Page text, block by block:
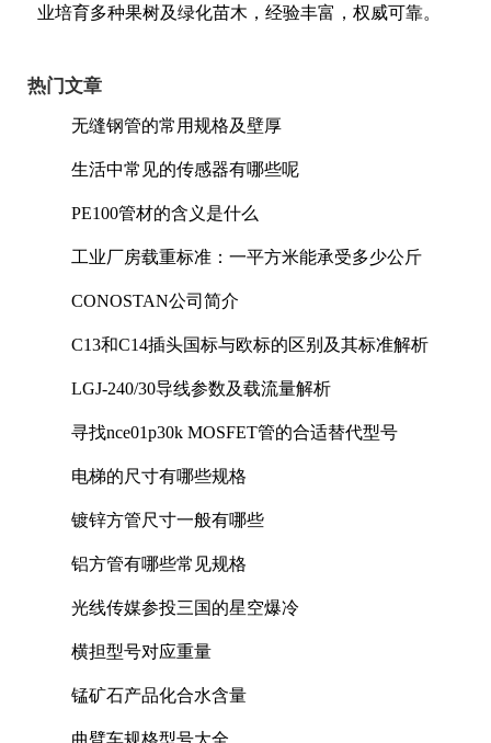
业培育多种果树及绿化苗木，经验丰富，权威可靠。
热门文章
无缝钢管的常用规格及壁厚
生活中常见的传感器有哪些呢
PE100管材的含义是什么
工业厂房载重标准：一平方米能承受多少公斤
CONOSTAN公司简介
C13和C14插头国标与欧标的区别及其标准解析
LGJ-240/30导线参数及载流量解析
寻找nce01p30k MOSFET管的合适替代型号
电梯的尺寸有哪些规格
镀锌方管尺寸一般有哪些
铝方管有哪些常见规格
光线传媒参投三国的星空爆冷
横担型号对应重量
锰矿石产品化合水含量
曲臂车规格型号大全